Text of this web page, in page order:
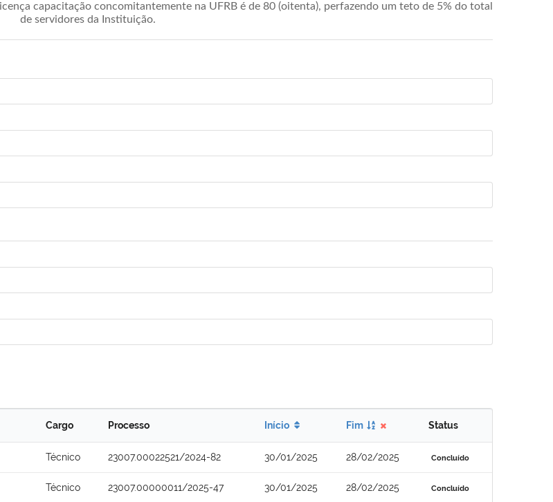
capacitação concomitantemente na UFRB é de 80 (oitenta), perfazendo um teto de 5% do total
de servidores da Instituição.
Cargo Processo Início Fim Status
Técnico 23007.00022521/2024-82 30/01/2025 28/02/2025 Concluído
Técnico 23007.00000011/2025-47 30/01/2025 28/02/2025 Concluído